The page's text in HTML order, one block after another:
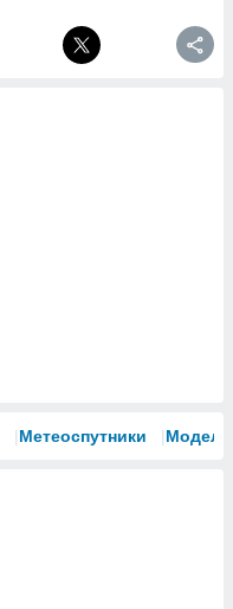
Метеоспутники Модели